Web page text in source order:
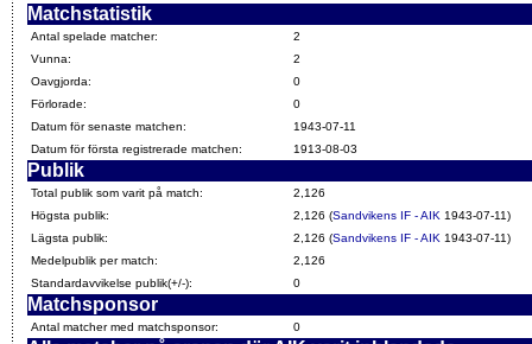
Matchstatistik
Antal spelade matcher:
2
Vunna:
2
Oavgjorda:
0
Förlorade:
0
Datum för senaste matchen:
1943-07-11
Datum för första registrerade matchen:
1913-08-03
Publik
Total publik som varit på match:
2,126
Högsta publik:
2,126 (Sandvikens IF - AIK 1943-07-11)
Lägsta publik:
2,126 (Sandvikens IF - AIK 1943-07-11)
Medelpublik per match:
2,126
Standardavvikelse publik(+/-):
0
Matchsponsor
Antal matcher med matchsponsor: 0